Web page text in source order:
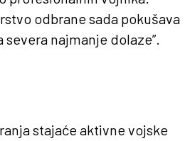
odbrane sada pokušava
najmanje dolaze”.
stajaće aktivne vojske